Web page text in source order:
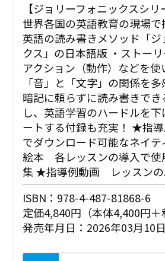
【ジョリーフォニックスシリ
世界各国の英語教育の現場で
英語の読み書きメソッド「ジ
クス」の日本語版 ・ストーリ
アクション（動作）などを使
「音」と「文字」の関係を
暗記に頼らずに読み書きで
し、英語学習のハードルを
ートする付録も充実！ ★指
でダウンロード可能なネイ
絵本 各レッスンの導入で使
集 ★指導例動画 レッスンの
ISBN：978-4-487-81868-6
定価4,840円（本体4,400円＋
発売年月日：2026年03月10日